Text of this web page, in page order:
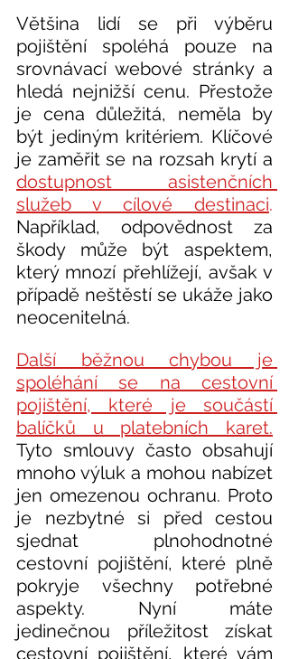
Většina lidí se při výběru
pojištění spoléhá pouze na
srovnávací webové stránky a
hledá nejnižší cenu. Přestože
je cena důležitá, neměla by
být jediným kritériem. Klíčové
dostupnost asistenčních
služeb v cílové destinaci.
Například, odpovědnost za
škody může být aspektem,
který mnozí přehlížejí, avšak v
případě neštěstí se ukáže jako
neocenitelná.
Další běžnou chybou je
spoléhání se na cestovní
pojištění, které je součástí
balíčků u platebních karet.
Tyto smlouvy často obsahují
mnoho výluk a mohou nabízet
jen omezenou ochranu. Proto
je nezbytné si před cestou
sjednat plnohodnotné
cestovní pojištění, které plně
pokryje všechny potřebné
aspekty. Nyní máte
jedinečnou příležitost získat
cestovní pojištění, které vám